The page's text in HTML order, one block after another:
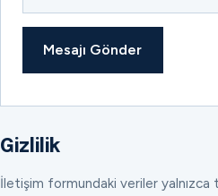
Mesajı Gönder
Gizlilik
İletişim formundaki veriler yalnızca